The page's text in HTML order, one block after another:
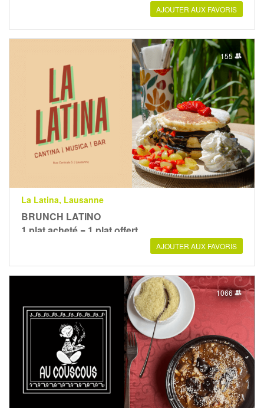
AJOUTER AUX FAVORIS
155
La Latina, Lausanne
BRUNCH LATINO
1 plat acheté = 1 plat offert
AJOUTER AUX FAVORIS
1066